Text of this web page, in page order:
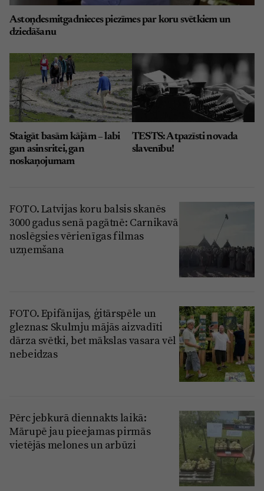
Astoņdesmitgadnieces piezīmes par koru svētkiem un
dziedāšanu
Staigāt basām kājām – labi
gan asinsritei, gan
noskaņojumam
TESTS: Atpazīsti novada
slavenību!
FOTO. Latvijas koru balsis skanēs
3000 gadus senā pagātnē: Carnikavā
noslēgsies vērienīgas filmas
uzņemšana
FOTO. Epifānijas, ģitārspēle un
gleznas: Skulmju mājās aizvadīti
dārza svētki, bet mākslas vasara vēl
nebeidzas
Pērc jebkurā diennakts laikā:
Mārupē jau pieejamas pirmās
vietējās melones un arbūzi